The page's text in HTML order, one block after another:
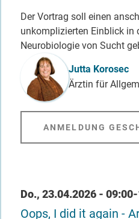
Der Vortrag soll einen
unkomplizierten Einblick in
Neurobiologie von Sucht
Referent_in
Jutta Korosec
Ärztin für
ANMELDUNG
Datum / Uhrzeit
Do., 23.04.2026 -
Oops, I did it again -